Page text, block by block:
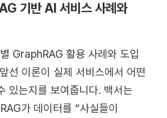
기반 AI 서비스 사례와
GraphRAG 활용 사례와 도입
선 이론이 실제 서비스에서 어떤
있는지를 보여줍니다. 백서는
가 데이터를 “사실들이